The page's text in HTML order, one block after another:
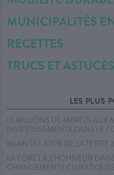
MUNICIPALITÉS
RECETTES
TRUCS ET ASTUCES
LES PLUS
10 MILLIONS DE MERCIS AUX
INVESTISSEMENTS DANS LE
BILAN DU JOUR DE LA TERRE
LA FORÊT À L’HONNEUR
CHANGEMENTS